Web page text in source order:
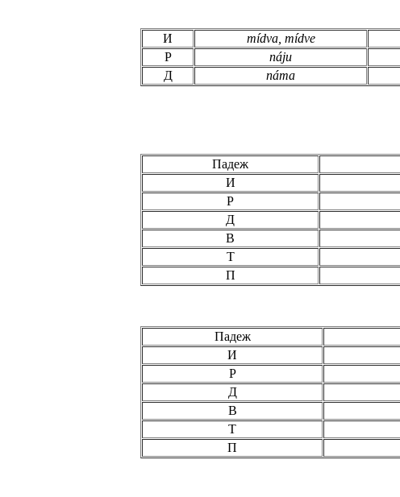
И mídva, mídve
Р
náju
Д
náma
Падеж
И
Р
Д
В
Т
П
Падеж
И
Р
Д
В
Т
П